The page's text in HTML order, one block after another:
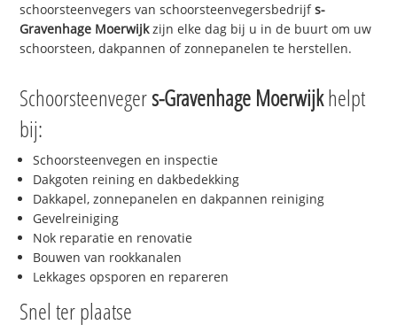
schoorsteenvegers van schoorsteenvegersbedrijfs-
Gravenhage Moerwijkzijn elke dag bij u in de buurt om uw
schoorsteen, dakpannen of zonnepanelen te herstellen.
Schoorsteenvegers-Gravenhage Moerwijkhelpt
bij:
Schoorsteenvegen en inspectie
Dakgoten reining en dakbedekking
Dakkapel, zonnepanelen en dakpannen reiniging
Gevelreiniging
Nok reparatie en renovatie
Bouwen van rookkanalen
Lekkages opsporen en repareren
Snel ter plaatse